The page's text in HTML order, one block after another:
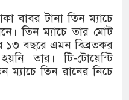
১৫২২ পুলিশ সদস্যকে চাকরিতে
খিলক্ষেত থানা বিএনপির যুগ্ম
বাবর টানা তিন ম্যাচে
তিন ম্যাচে তার মোট
১৩ বছরে এমন বিব্রতকর
তার। টি-টোয়েন্টি
ম্যাচে তিন রানের নিচে